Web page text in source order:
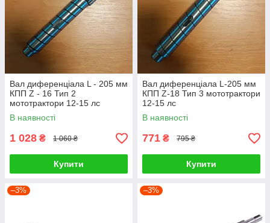
Вал диференціала L - 205 мм
КПП Z - 16 Тип 2
мототрактори 12-15 лс
В наявності
1 028 ₴ 1 060 ₴
Купити
Вал диференціала L-205 мм
КПП Z-18 Тип 3 мототрактори
12-15 лс
В наявності
771 ₴ 795 ₴
Купити
–3% –3%